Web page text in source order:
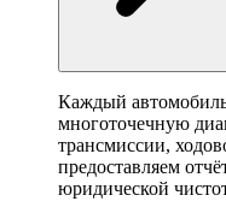
Каждый
многоточечную
трансмиссии,
предоставляем
юридической